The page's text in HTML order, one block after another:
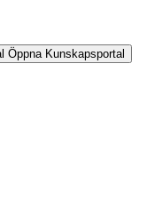
Öppna Kunskapsportal